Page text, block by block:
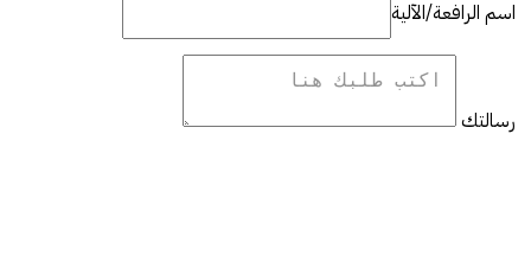
اسم الرافعة/الآلية
رسالتك